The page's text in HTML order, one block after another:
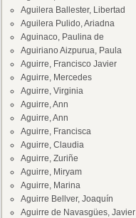
Aguilera Ballester, Libertad
Aguilera Pulido, Ariadna
Aguinaco, Paulina de
Aguiriano Aizpurua, Paula
Aguirre, Francisco Javier
Aguirre, Mercedes
Aguirre, Virginia
Aguirre, Ann
Aguirre, Ann
Aguirre, Francisca
Aguirre, Claudia
Aguirre, Zuriñe
Aguirre, Miryam
Aguirre, Marina
Aguirre Bellver, Joaquín
Aguirre de Navasgües, Javier